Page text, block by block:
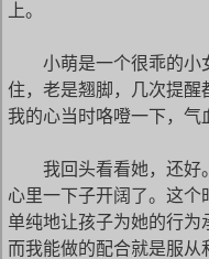
上。
小萌是一个很乖的小
住，老是翘脚，几次提醒
我的心当时咯噔一下，气
我回头看看她，还好。
心里一下子开阔了。这个
单纯地让孩子为她的行为
而我能做的配合就是服从